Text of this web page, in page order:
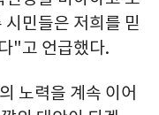
민들은 저희를 믿
"고 언급했다.
노력을 계속 이어